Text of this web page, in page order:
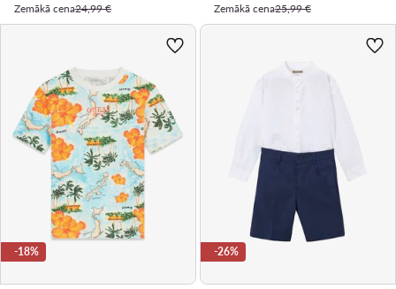
Zemākā cena24,99 €
Zemākā cena25,99 €
-18% -26%